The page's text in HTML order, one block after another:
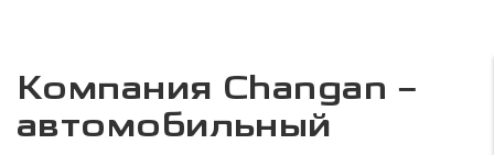
Компания Changan –
автомобильный